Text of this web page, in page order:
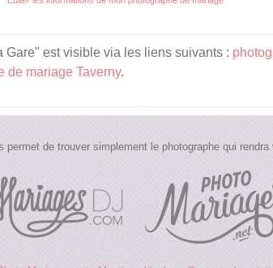
est visible via les liens suivants :
de mariage Taverny.
permet de trouver simplement le photographe qui rendra